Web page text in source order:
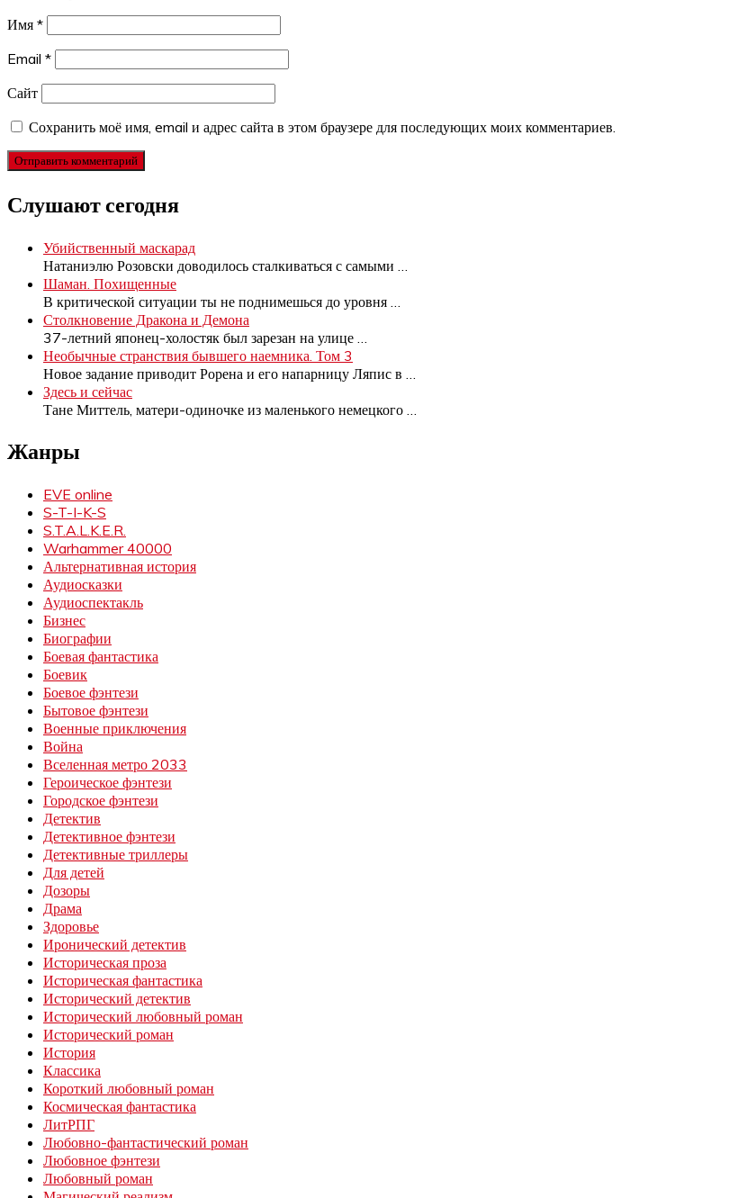
Имя *
Email *
Сайт
Сохранить моё имя, email и адрес сайта в этом браузере для последующих моих комментариев.
Слушают сегодня
Убийственный маскарад
Натаниэлю Розовски доводилось сталкиваться с самыми
Шаман. Похищенные
В критической ситуации ты не поднимешься до уровня
Столкновение Дракона и Демона
37-летний японец-холостяк был зарезан на улице
Необычные странствия бывшего наемника. Том 3
Новое задание приводит Рорена и его напарницу Ляпис в
Здесь и сейчас
Тане Миттель, матери-одиночке из маленького немецкого
Жанры
EVE online
S-T-I-K-S
S.T.A.L.K.E.R.
Warhammer 40000
Альтернативная история
Аудиосказки
Аудиоспектакль
Бизнес
Биографии
Боевая фантастика
Боевик
Боевое фэнтези
Бытовое фэнтези
Военные приключения
Война
Вселенная метро 2033
Героическое фэнтези
Городское фэнтези
Детектив
Детективное фэнтези
Детективные триллеры
Для детей
Дозоры
Драма
Здоровье
Иронический детектив
Историческая проза
Историческая фантастика
Исторический детектив
Исторический любовный роман
Исторический роман
История
Классика
Короткий любовный роман
Космическая фантастика
ЛитРПГ
Любовно-фантастический роман
Любовное фэнтези
Любовный роман